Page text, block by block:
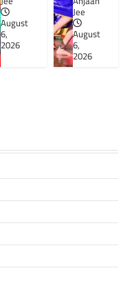
August
6,
2026
Jee
August
6,
2026